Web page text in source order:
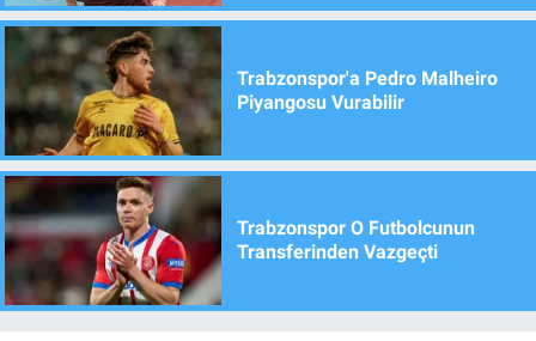
Trabzonspor'a Pedro Malheiro
Piyangosu Vurabilir
Trabzonspor O Futbolcunun
Transferinden Vazgeçti